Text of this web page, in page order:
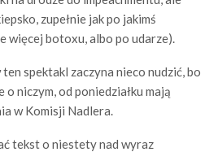
zupełnie jak po jakimś
więcej botoxu, albo po udarze).
spektakl zaczyna nieco nudzić, bo
niczym, od poniedziałku mają
w Komisji Nadlera.
tekst o niestety nad wyraz